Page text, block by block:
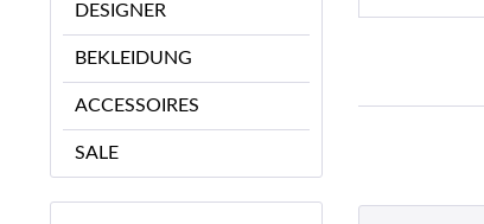
DESIGNER
BEKLEIDUNG
ACCESSOIRES
SALE